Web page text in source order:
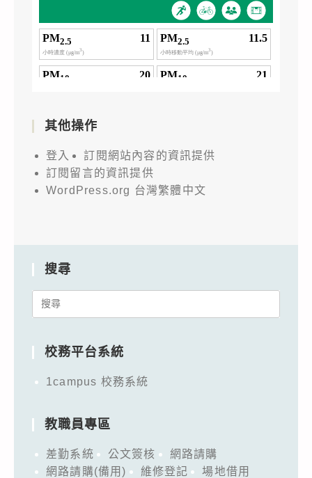
其他操作
登入
訂閱網站內容的資訊提供
訂閱留言的資訊提供
WordPress.org 台灣繁體中文
搜尋
Search
校務平台系統
1campus 校務系統
教職員專區
差勤系統 公文簽核
網路請購
網路請購(備用)
維修登記
場地借用